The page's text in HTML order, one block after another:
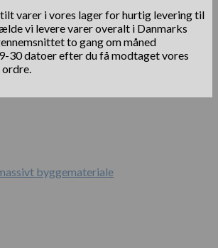
varer i vores lager for hurtig levering til
vi levere varer overalt i Danmarks
to gang om måned
30 datoer efter du få modtaget vores
byggemateriale